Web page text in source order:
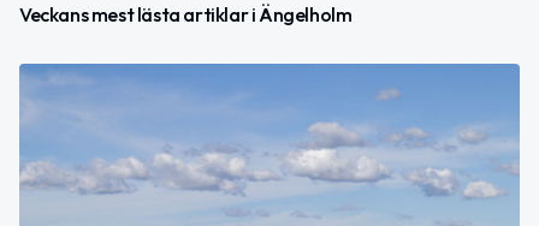
Veckans mest lästa artiklar i Ängelholm